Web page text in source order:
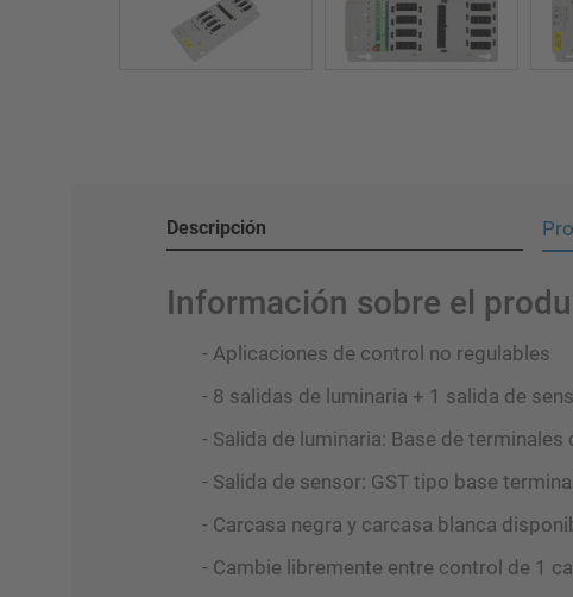
Descripción
Información sobre el
- Aplicaciones de control no regulables
- 8 salidas de luminaria + 1 salida de
- Salida de luminaria: Base de terminales
- Salida de sensor: GST tipo base
- Carcasa negra y carcasa blanca
- Cambie libremente entre control de 1